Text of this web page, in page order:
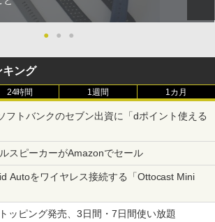
● ● ●
キング
24時間 1週間 1カ月
フトバンクのセブン出資に「dポイント使える
スピーカーがAmazonでセール
Autoをワイヤレス接続する「Ottocast Mini
ッピング発売、3日間・7日間使い放題